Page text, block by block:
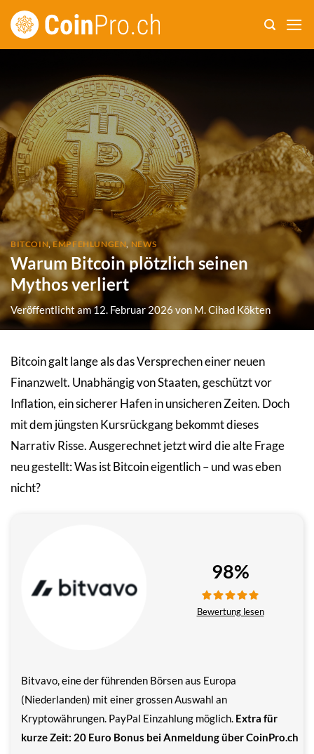
Zum
Inhalt
BITCOIN,EMPFEHLUNGEN, NEWS
Warum Bitcoin plötzlich seinen
Mythos verliert
Veröffentlicht am12. Februar 2026 von M. Cihad Kökten
Bitcoin galt lange als das Versprechen einer neuen
Finanzwelt. Unabhängig von Staaten, geschützt vor
Inflation, ein sicherer Hafen in unsicheren Zeiten. Doch
mit dem jüngsten Kursrückgang bekommt dieses
Narrativ Risse. Ausgerechnet jetzt wird die alte Frage
neu gestellt: Was ist Bitcoin eigentlich – und was eben
nicht?
Bitvavo, eine der führenden Börsen aus Europa
(Niederlanden) mit einer grossen Auswahl an
Kryptowährungen. PayPal Einzahlung möglich. Extra für
kurze Zeit: 20 Euro Bonus bei Anmeldung über CoinPro.ch
98%
Bewertung lesen